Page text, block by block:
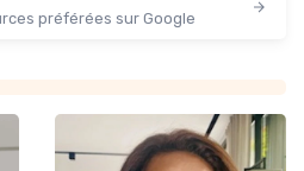
préférées sur Google